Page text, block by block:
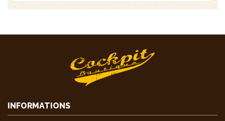
INFORMATIONS